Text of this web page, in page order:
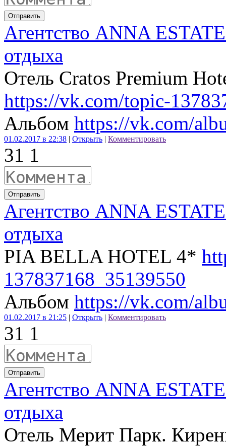
Отправить
Агентство ANNA
отдыха
Отель Cratos Premium
https://vk.com/topic-
Альбом https://vk.com/
01.02.2017 в 22:38 | Открыть | Комментировать
31 1
Отправить
Агентство ANNA
отдыха
PIA BELLA HOTEL 4*
137837168_35139550
Альбом https://vk.com/
01.02.2017 в 21:25 | Открыть | Комментировать
31 1
Отправить
Агентство ANNA
отдыха
Отель Мерит Парк.